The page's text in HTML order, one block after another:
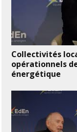
Collectivités
opérationnels
énergétique